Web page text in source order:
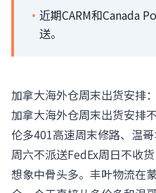
· 近期CARM和Canada
送。
加拿大海外仓周末出货安排
加拿大海外仓周末出货安
伦多401高速周末修路、温
周六不派送FedEx周日不收
想象中骨头多。丰叶物流在